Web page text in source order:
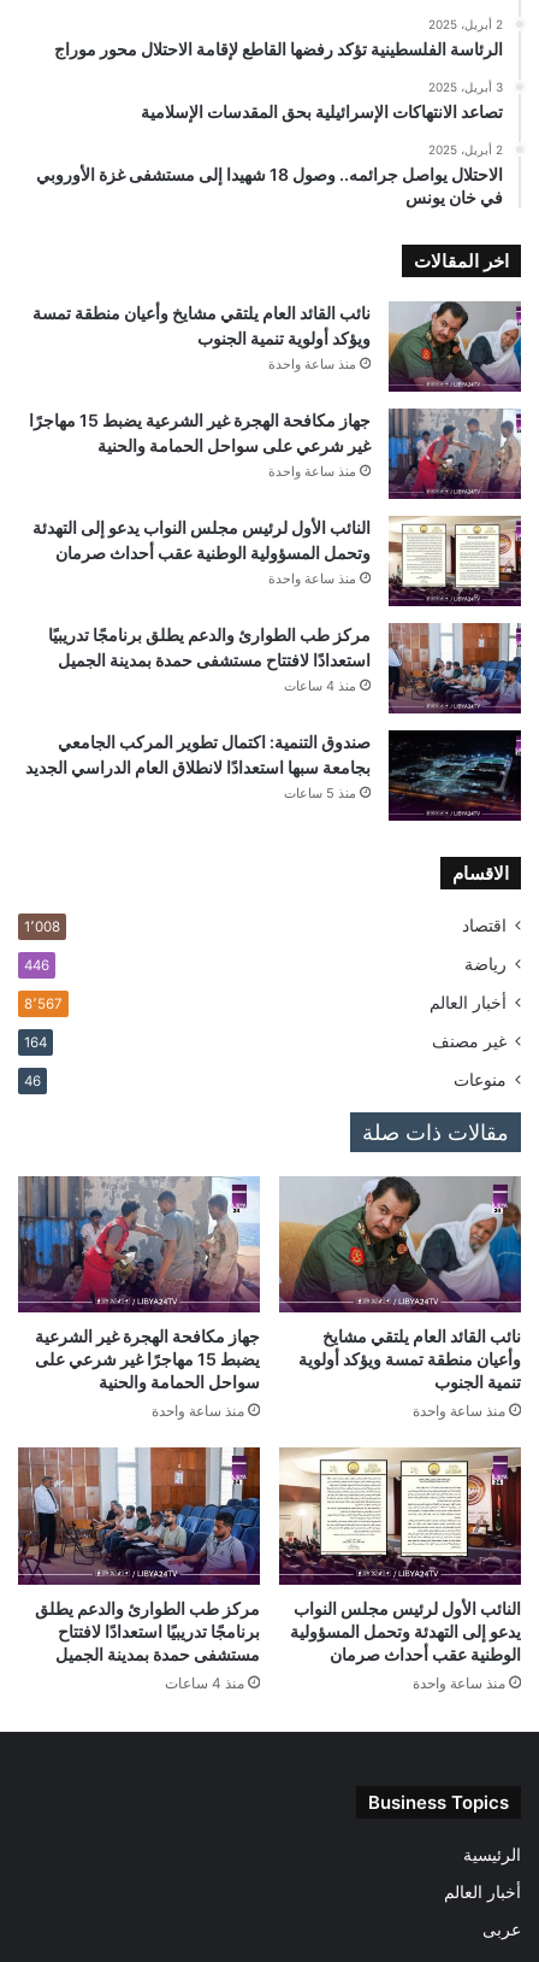
2 أبريل، 2025
الرئاسة الفلسطينية تؤكد رفضها القاطع لإقامة الاحتلال محور موراج
3 أبريل، 2025
تصاعد الانتهاكات الإسرائيلية بحق المقدسات الإسلامية
2 أبريل، 2025
الاحتلال يواصل جرائمه.. وصول 18 شهيدا إلى مستشفى غزة الأوروبي
في خان يونس
اخر المقالات
نائب القائد العام يلتقي مشايخ وأعيان منطقة تمسة
ويؤكد أولوية تنمية الجنوب
منذ ساعة واحدة
جهاز مكافحة الهجرة غير الشرعية يضبط 15 مهاجرًا
غير شرعي على سواحل الحمامة والحنية
منذ ساعة واحدة
النائب الأول لرئيس مجلس النواب يدعو إلى التهدئة
وتحمل المسؤولية الوطنية عقب أحداث صرمان
منذ ساعة واحدة
مركز طب الطوارئ والدعم يطلق برنامجًا تدريبيًا
استعدادًا لافتتاح مستشفى حمدة بمدينة الجميل
منذ 4 ساعات
صندوق التنمية: اكتمال تطوير المركب الجامعي
بجامعة سبها استعدادًا لانطلاق العام الدراسي الجديد
منذ 5 ساعات
الاقسام
اقتصاد 1٬008
رياضة 446
أخبار العالم 8٬567
غير مصنف 164
منوعات 46
مقالات ذات صلة
نائب القائد العام يلتقي مشايخ
وأعيان منطقة تمسة ويؤكد أولوية
تنمية الجنوب
منذ ساعة واحدة
جهاز مكافحة الهجرة غير الشرعية
يضبط 15 مهاجرًا غير شرعي على
سواحل الحمامة والحنية
منذ ساعة واحدة
النائب الأول لرئيس مجلس النواب
يدعو إلى التهدئة وتحمل المسؤولية
الوطنية عقب أحداث صرمان
منذ ساعة واحدة
مركز طب الطوارئ والدعم يطلق
برنامجًا تدريبيًا استعدادًا لافتتاح
مستشفى حمدة بمدينة الجميل
منذ 4 ساعات
Business Topics
الرئيسية
أخبار العالم
عربى